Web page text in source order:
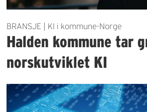
BRANSJE | KI i kommune-Norge
Halden kommune tar
norskutviklet KI